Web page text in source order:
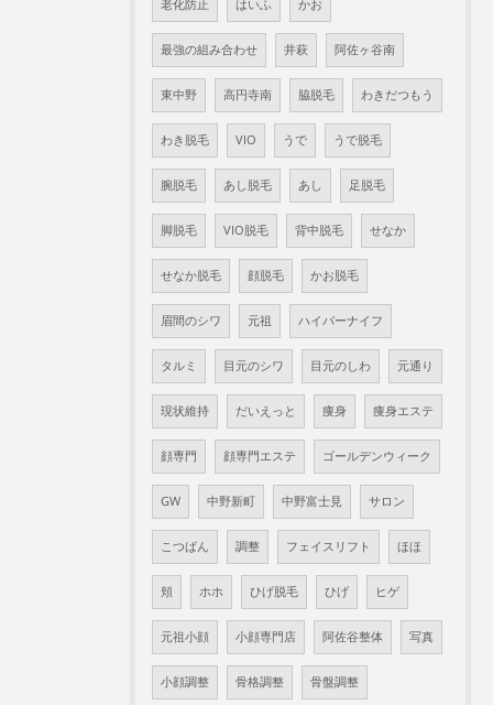
老化防止 はいふ かお
最強の組み合わせ 井萩 阿佐ヶ谷南
東中野 高円寺南 脇脱毛 わきだつもう
わき脱毛 VIO うで うで脱毛
腕脱毛 あし脱毛 あし 足脱毛
脚脱毛 VIO脱毛 背中脱毛 せなか
せなか脱毛 顔脱毛 かお脱毛
眉間のシワ 元祖 ハイパーナイフ
タルミ 目元のシワ 目元のしわ 元通り
現状維持 だいえっと 痩身 痩身エステ
顔専門 顔専門エステ ゴールデンウィーク
GW 中野新町 中野富士見 サロン
こつばん 調整 フェイスリフト ほほ
頬 ホホ ひげ脱毛 ひげ ヒゲ
元祖小顔 小顔専門店 阿佐谷整体 写真
小顔調整 骨格調整 骨盤調整